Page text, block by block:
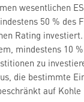
wesentlichen
50 % des
Rating
mindestens 10
zu
die bestimmte
auf Kohle